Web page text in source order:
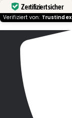
Zertifiziert sicher
Verifiziert von: Trustindex